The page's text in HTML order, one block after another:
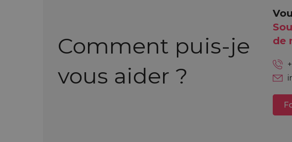
Comment puis-je
vous aider ?
de